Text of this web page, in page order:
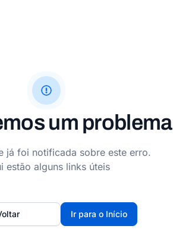
um problema
já foi notificada sobre este erro.
estão alguns links úteis
Ir para o Início